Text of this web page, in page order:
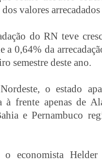
valores
do RN teve
a 0,64% da
semestre deste ano.
o estado
à frente apenas de
e Pernambuco
economista Helder